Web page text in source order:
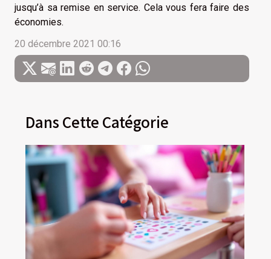
jusqu’à sa remise en service. Cela vous fera faire des
économies.
20 décembre 2021 00:16
Dans Cette Catégorie